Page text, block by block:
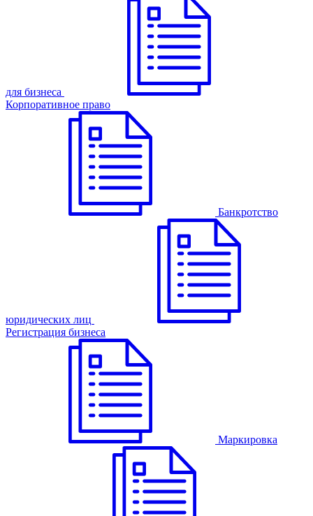
для бизнеса
Корпоративное право
Банкротство
юридических лиц
Регистрация бизнеса
Маркировка